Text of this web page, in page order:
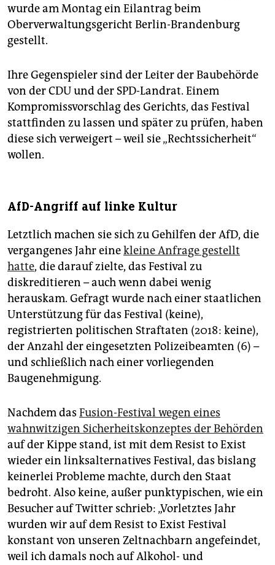
wurde am Montag ein Eilantrag beim
Oberverwaltungsgericht Berlin-Brandenburg
gestellt.
Ihre Gegenspieler sind der Leiter der Baubehörde
von der CDU und der SPD-Landrat. Einem
Kompromissvorschlag des Gerichts, das Festival
stattfinden zu lassen und später zu prüfen, haben
diese sich verweigert – weil sie „Rechtssicherheit“
wollen.
AfD-Angriff auf linke Kultur
Letztlich machen sie sich zu Gehilfen der AfD, die
vergangenes Jahr einekleine Anfrage gestellt
hatte, die darauf zielte, das Festival zu
diskreditieren – auch wenn dabei wenig
herauskam. Gefragt wurde nach einer staatlichen
Unterstützung für das Festival (keine),
registrierten politischen Straftaten (2018: keine),
der Anzahl der eingesetzten Polizeibeamten (6) –
und schließlich nach einer vorliegenden
Baugenehmigung.
Nachdem das Fusion-Festival wegen eines
wahnwitzigen Sicherheitskonzeptes der Behörden
auf der Kippe stand, ist mit dem Resist to Exist
wieder ein linksalternatives Festival, das bislang
keinerlei Probleme machte, durch den Staat
bedroht. Also keine, außer punktypischen, wie ein
Besucher auf Twitter schrieb: „Vorletztes Jahr
wurden wir auf dem Resist to Exist Festival
konstant von unseren Zeltnachbarn angefeindet,
weil ich damals noch auf Alkohol- und